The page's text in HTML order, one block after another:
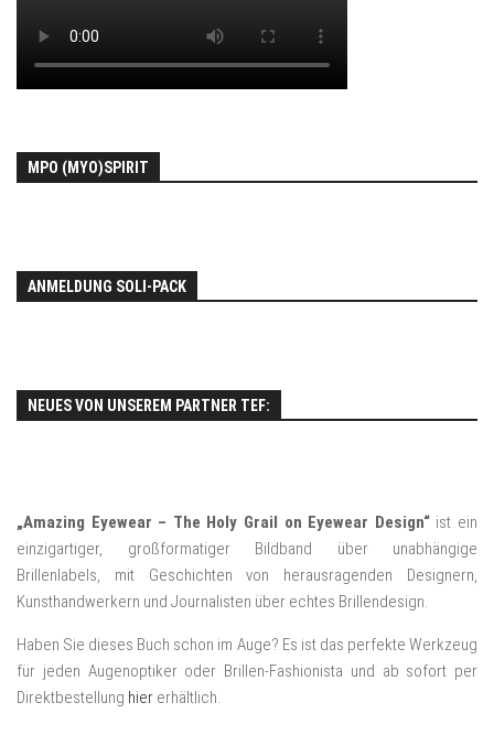
MPO (MYO)SPIRIT
ANMELDUNG SOLI-PACK
NEUES VON UNSEREM PARTNER TEF:
„Amazing Eyewear – The Holy Grail on Eyewear Design“ist ein
einzigartiger, großformatiger Bildband über unabhängige
Brillenlabels, mit Geschichten von herausragenden Designern,
Kunsthandwerkern und Journalisten über echtes Brillendesign.
Haben Sie dieses Buch schon im Auge? Es ist das perfekte Werkzeug
für jeden Augenoptiker oder Brillen-Fashionista und ab sofort per
Direktbestellung hier erhältlich.